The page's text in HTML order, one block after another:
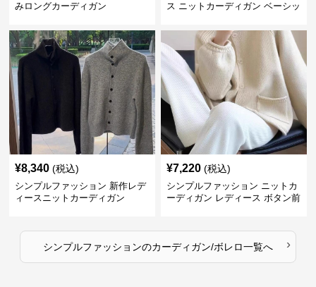
みロングカーディガン
ス ニットカーディガン ベーシッ
¥8,340 (税込)
シンプルファッション 新作レデ
ィースニットカーディガン
¥7,220 (税込)
シンプルファッション ニットカ
ーディガン レディース ボタン前
シンプルファッションのカーディガン/ボレロ一覧へ ›